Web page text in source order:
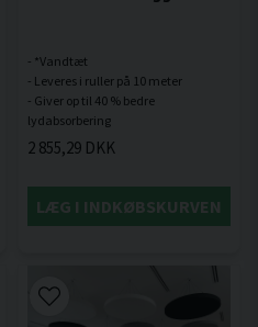
- *Vandtæt
- Leveres i ruller på 10 meter
- Giver op til 40 % bedre
2 855,29 DKK
LÆG I INDKØBSKURVEN